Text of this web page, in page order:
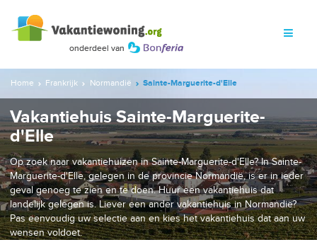
Home Frankrijk Normandië Sainte-Marguerite-d'Elle
Vakantiehuis Sainte-Marguerite-
d'Elle
Op zoek naar vakantiehuizen in Sainte-Marguerite-d'Elle? In Sainte-
Marguerite-d'Elle, gelegen in de provincie Normandië, is er in ieder
geval genoeg te zien en te doen. Huur een vakantiehuis dat
landelijk gelegen is. Liever een ander vakantiehuis in Normandië?
Pas eenvoudig uw selectie aan en kies het vakantiehuis dat aan uw
wensen voldoet.